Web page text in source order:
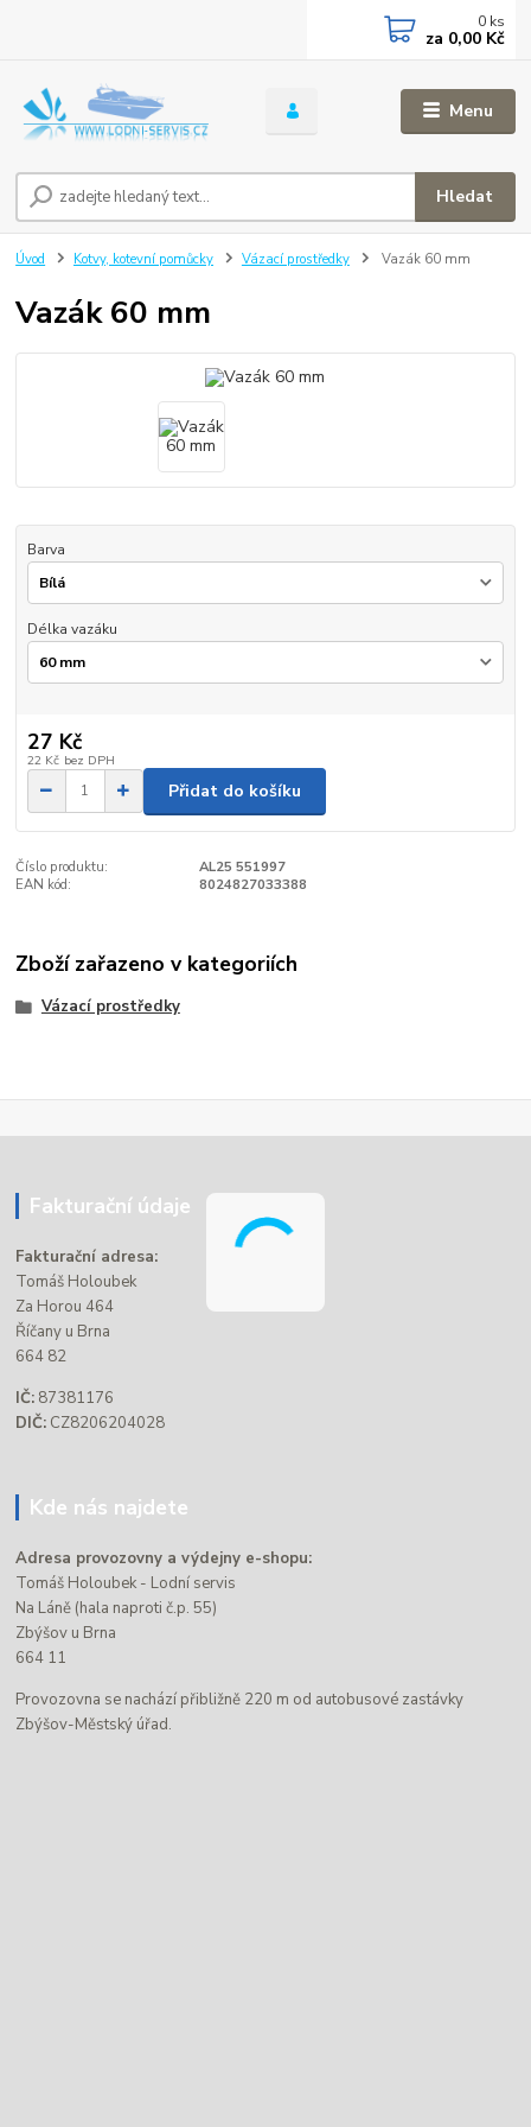
Menu
Hledat
0 ks
za 0,00 Kč
Úvod Kotvy, kotevní pomůcky Vázací prostředky Vazák 60 mm
Vazák 60 mm
Barva
Délka vazáku
27 Kč
22 Kč bez DPH
Přidat do košíku
Číslo produktu:
AL25 551997
EAN kód:
8024827033388
Zboží zařazeno v kategoriích
Vázací prostředky
Fakturační údaje
Fakturační adresa:
Tomáš Holoubek
Za Horou 464
Říčany u Brna
664 82
IČ: 87381176
DIČ: CZ8206204028
Kde nás najdete
Adresa provozovny a výdejny e-shopu:
Tomáš Holoubek - Lodní servis
Na Láně (hala naproti č.p. 55)
Zbýšov u Brna
664 11
Provozovna se nachází přibližně 220 m od autobusové zastávky
Zbýšov-Městský úřad.